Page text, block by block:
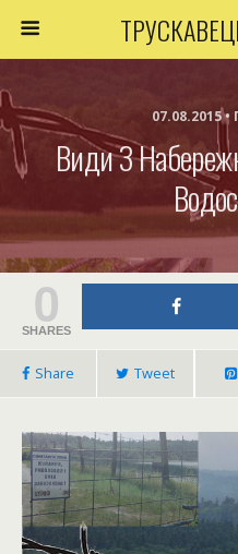
07.08.2015
Види З
0
SHARES
Share Tweet